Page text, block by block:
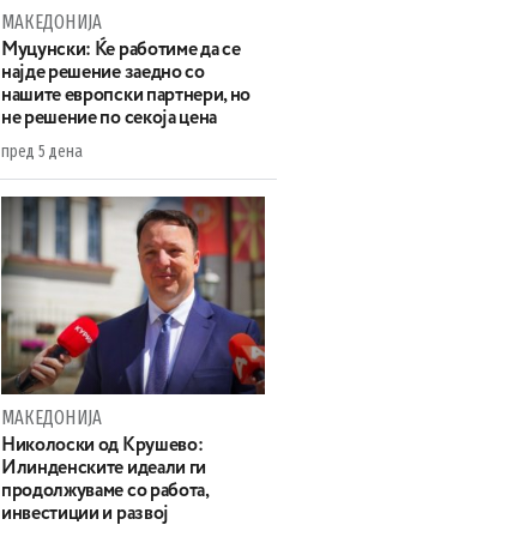
МАКЕДОНИЈА
Муцунски: Ќе работиме да се
најде решение заедно со
нашите европски партнери, но
не решение по секоја цена
пред 5 дена
МАКЕДОНИЈА
Николоски од Крушево:
Илинденските идеали ги
продолжуваме со работа,
инвестиции и развој